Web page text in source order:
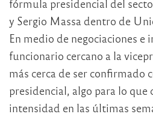
fórmula presidencial del
y Sergio Massa dentro de
En medio de negociaciones e
funcionario cercano a la
más cerca de ser confirmado
presidencial, algo para lo que
intensidad en las últimas